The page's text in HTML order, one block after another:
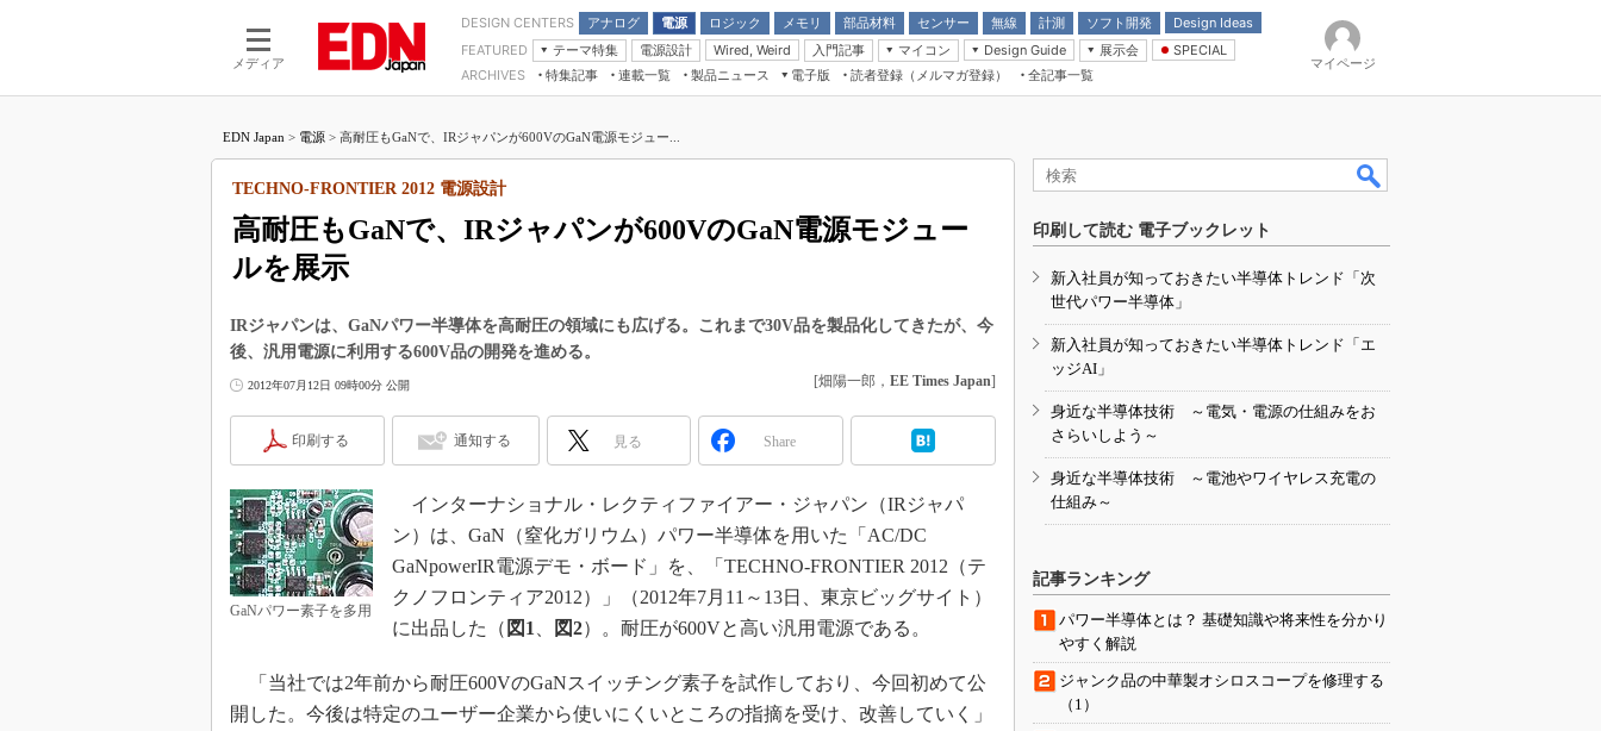
メディア
DESIGN CENTERS アナログ
電源
モーター
ロジック
LSI
メモリ
部品材料
受動部品
センサー 無線 計測 ソフト開発
Design Ideas
アナログ機能回路
計測とテスト
FEATURED
テーマ特集
つながるクルマ
エレクトロニクス入門
5G（EE Times Japan）
製品解剖（EE Times Japan）
電源設計 Wired, Weird
入門記事
モーター入門
マイコン
マイコン講座
Design Guide
計測機器
展示会
CEATEC
組込み/エッジコンピューティング展
人とくるま展
SPECIAL
Microchip情報
ARCHIVES 特集記事
連載一覧
マイクロプロセッサ懐古録
中堅技術者に贈る電子部品“徹底”活
用講座
たった2つの式で始めるDC/DCコン
Wired, Weird
マイコン講座
Q&Aで学ぶマイコン講座
高速シリアル伝送技術講座
記録計／データロガーの基礎知識
アナログ設計のきほん／ADCとノイ
めざせ高効率！ モーター駆動入門講
Bluetooth mesh入門
最新記事一覧
計測器メーカーから見た5G
製品ニュース
電子版
電子ブックレット
読者登録（メルマガ登録） 全記事一覧
マイページ
EDN Japan > 電源 > 高耐圧もGaNで、IRジャパンが600VのGaN電源モジュー...
高耐圧もGaNで、IRジャパンが600VのGaN電源モジュー
ルを展示
TECHNO-FRONTIER 2012 電源設計
IRジャパンは、GaNパワー半導体を高耐圧の領域にも広げる。これまで30V品を製品化してきたが、今
後、汎用電源に利用する600V品の開発を進める。
2012年07月12日 09時00分 公開 [畑陽一郎， EE Times Japan]
印刷する 通知する 見る Share
GaNパワー素子を多用
インターナショナル・レクティファイアー・ジャパン（IRジャパ
ン）は、GaN（窒化ガリウム）パワー半導体を用いた「AC/DC
GaNpowerIR電源デモ・ボード」を、「TECHNO-FRONTIER 2012（テ
クノフロンティア2012）」（2012年7月11～13日、東京ビッグサイト）
に出品した（ 図1 図2）。耐圧が600Vと高い汎用電源である。
「当社では2年前から耐圧600VのGaNスイッチング素子を試作しており、今回初めて公
開した。今後は特定のユーザー企業から使いにくいところの指摘を受け、改善していく」
印刷して読む 電子ブックレット
新入社員が知っておきたい半導体トレンド「次
世代パワー半導体」
新入社員が知っておきたい半導体トレンド「エ
ッジAI」
身近な半導体技術 ～電気・電源の仕組みをお
さらいしよう～
身近な半導体技術 ～電池やワイヤレス充電の
仕組み～
記事ランキング
パワー半導体とは？ 基礎知識や将来性を分かり
やすく解説
ジャンク品の中華製オシロスコープを修理する
（1）